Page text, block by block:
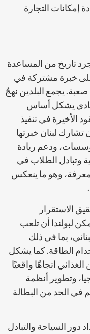
إمكانات التجارة
تاريخ من المساعدة
خبرة مشتركة في
يجمع البلدين نهجٌ
يشكل أساس
الأخيرة في تنفيذ
لبنان خبرتها
ودعم ريادة
وتبادل الطلاب في
وهو ما ينعكس
الاستقرار
لبولندا أن تلعب
بما في ذلك
الطاقة. كما يشكل
اتجاهًا واقعيًا
وتطوير أنظمة
في الحد من البطالة
دور السياحة والتبادل